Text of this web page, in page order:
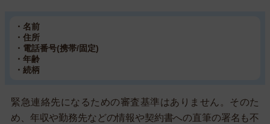
・名前
・住所
・電話番号(携帯/固定)
・年齢
・続柄
緊急連絡先になるための審査基準はありません。そのた
め、年収や勤務先などの情報や契約書への直筆の署名も不